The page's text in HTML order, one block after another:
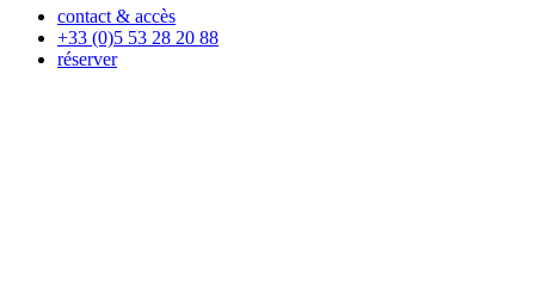
contact & accès
+33 (0)5 53 28 20 88
réserver